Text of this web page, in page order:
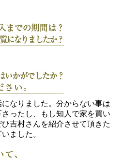
なりました。分からない事は
ったし、もし知人で家を買い
吉村さんを紹介させて頂きた
ました。